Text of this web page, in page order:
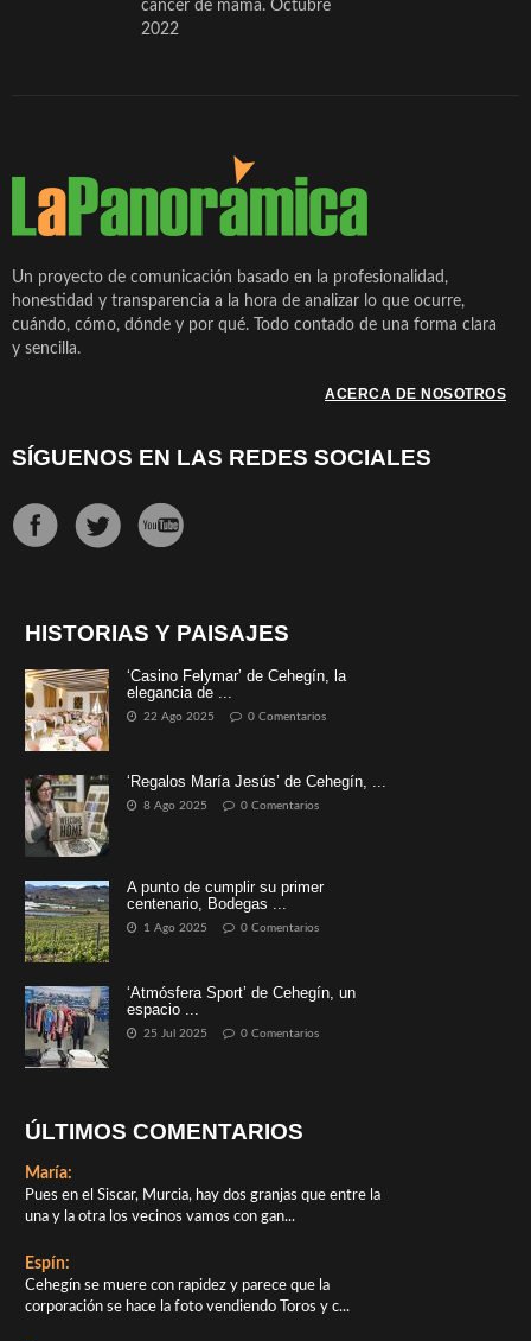
cáncer de mama. Octubre
2022
Un proyecto de comunicación basado en la profesionalidad,
honestidad y transparencia a la hora de analizar lo que ocurre,
cuándo, cómo, dónde y por qué. Todo contado de una forma clara
y sencilla.
ACERCA DE NOSOTROS
SÍGUENOS EN LAS REDES SOCIALES
HISTORIAS Y PAISAJES
‘Casino Felymar’ de Cehegín, la
elegancia de ...
22 Ago 2025 0 Comentarios
‘Regalos María Jesús’ de Cehegín, ...
8 Ago 2025 0 Comentarios
A punto de cumplir su primer
centenario, Bodegas ...
1 Ago 2025 0 Comentarios
‘Atmósfera Sport’ de Cehegín, un
espacio ...
25 Jul 2025 0 Comentarios
ÚLTIMOS COMENTARIOS
María:
Pues en el Siscar, Murcia, hay dos granjas que entre la
una y la otra los vecinos vamos con gan...
Espín:
Cehegín se muere con rapidez y parece que la
corporación se hace la foto vendiendo Toros y c...